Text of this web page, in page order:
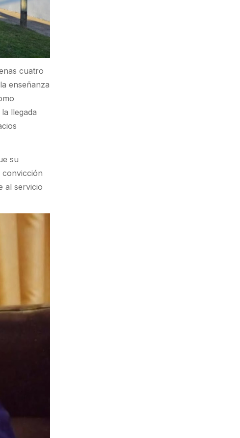
cuatro
enseñanza
llegada
su
convicción
al servicio